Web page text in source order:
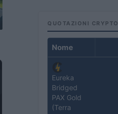
QUOTAZIONI CRYPTO
Nome
Eureka
Bridged
PAX Gold
(Terra